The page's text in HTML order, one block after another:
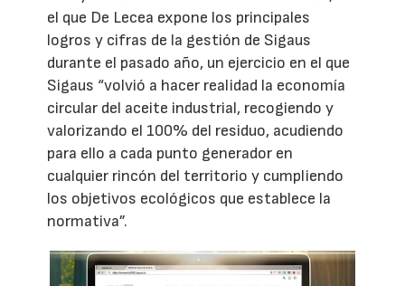
el que De Lecea expone los principales
logros y cifras de la gestión de Sigaus
durante el pasado año, un ejercicio en el que
Sigaus “volvió a hacer realidad la economía
circular del aceite industrial, recogiendo y
valorizando el 100% del residuo, acudiendo
para ello a cada punto generador en
cualquier rincón del territorio y cumpliendo
los objetivos ecológicos que establece la
normativa”.